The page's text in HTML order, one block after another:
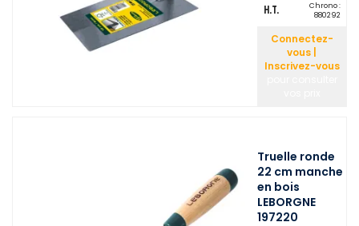
H.T.
Chrono :
880292
Connectez-
vous |
Inscrivez-vous
Truelle ronde
22 cm manche
en bois
LEBORGNE
197220